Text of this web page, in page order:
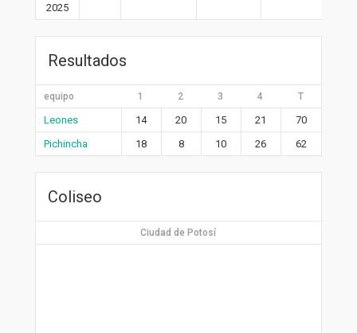
2025
Resultados
equipo 1 2 3 4 T
Leones 14 20 15 21
70
Pichincha
18 8 10 26 62
Coliseo
Ciudad de Potosí